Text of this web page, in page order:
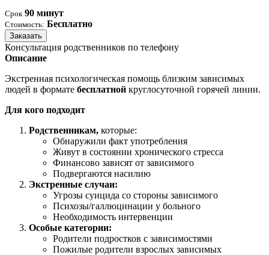
Срок 90 минут
Стоимость: Бесплатно
Заказать
Консультация родственников по телефону
Описание
Экстренная психологическая помощь близким зависимых
людей в формате бесплатной круглосуточной горячей линии.
Для кого подходит
Родственникам, которые:
Обнаружили факт употребления
Живут в состоянии хронического стресса
Финансово зависят от зависимого
Подвергаются насилию
Экстренные случаи:
Угрозы суицида со стороны зависимого
Психозы/галлюцинации у больного
Необходимость интервенции
Особые категории:
Родители подростков с зависимостями
Пожилые родители взрослых зависимых